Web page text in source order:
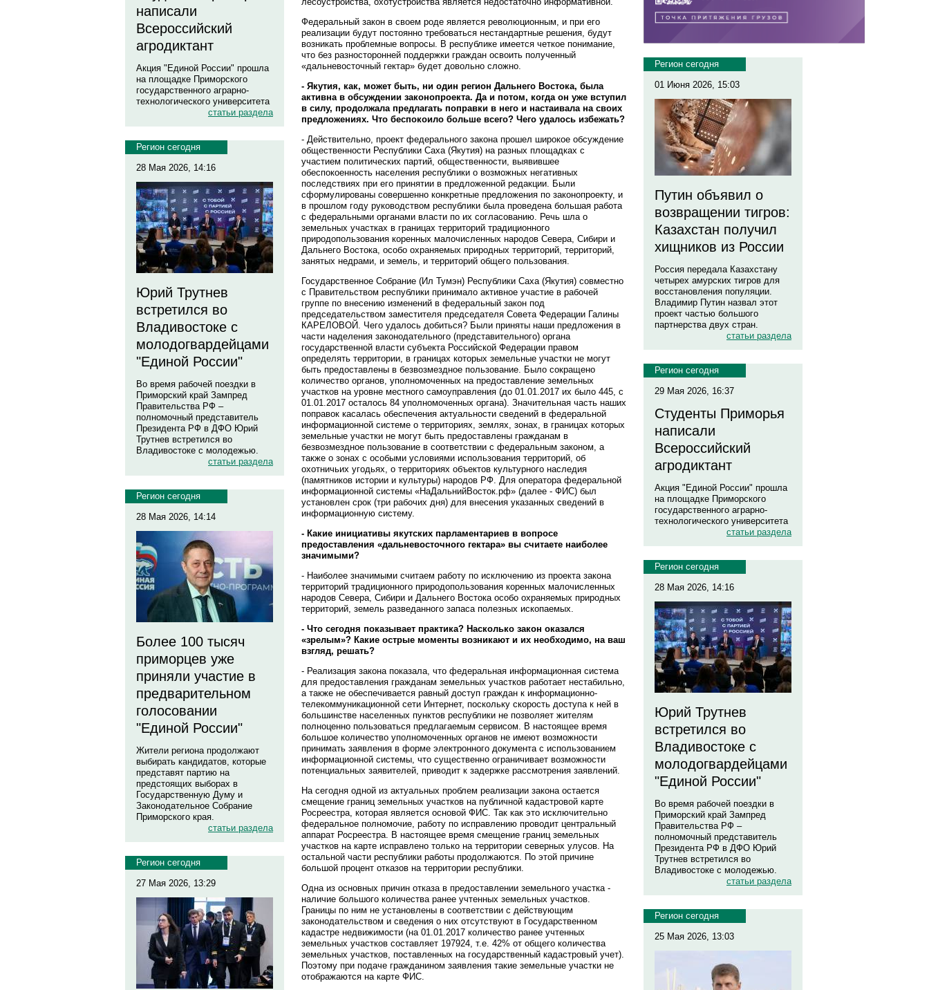
написали
Всероссийский
агродиктант
Акция "Единой России" прошла
на площадке Приморского
государственного аграрно-
технологического университета
статьи раздела
Регион сегодня
28 Мая 2026, 14:16
Юрий Трутнев
встретился во
Владивостоке с
молодогвардейцами
"Единой России"
Во время рабочей поездки в
Приморский край Зампред
Правительства РФ –
полномочный представитель
Президента РФ в ДФО Юрий
Трутнев встретился во
Владивостоке с молодежью.
статьи раздела
Регион сегодня
28 Мая 2026, 14:14
Более 100 тысяч
приморцев уже
приняли участие в
предварительном
голосовании
"Единой России"
Жители региона продолжают
выбирать кандидатов, которые
представят партию на
предстоящих выборах в
Государственную Думу и
Законодательное Собрание
Приморского края.
статьи раздела
Регион сегодня
27 Мая 2026, 13:29
Федеральный закон в своем роде является революционным, и при его
реализации будут постоянно требоваться нестандартные решения, будут
возникать проблемные вопросы. В республике имеется четкое понимание,
что без разносторонней поддержки граждан освоить полученный
«дальневосточный гектар» будет довольно сложно.
- Якутия, как, может быть, ни один регион Дальнего Востока, была
активна в обсуждении законопроекта. Да и потом, когда он уже вступил
в силу, продолжала предлагать поправки в него и настаивала на своих
предложениях. Что беспокоило больше всего? Чего удалось избежать?
- Действительно, проект федерального закона прошел широкое обсуждение
общественности Республики Саха (Якутия) на разных площадках с
участием политических партий, общественности, выявившее
обеспокоенность населения республики о возможных негативных
последствиях при его принятии в предложенной редакции. Были
сформулированы совершенно конкретные предложения по законопроекту, и
в прошлом году руководством республики была проведена большая работа
с федеральными органами власти по их согласованию. Речь шла о
земельных участках в границах территорий традиционного
природопользования коренных малочисленных народов Севера, Сибири и
Дальнего Востока, особо охраняемых природных территорий, территорий,
занятых недрами, и земель, и территорий общего пользования.
Государственное Собрание (Ил Тумэн) Республики Саха (Якутия) совместно
с Правительством республики принимало активное участие в рабочей
группе по внесению изменений в федеральный закон под
председательством заместителя председателя Совета Федерации Галины
КАРЕЛОВОЙ. Чего удалось добиться? Были приняты наши предложения в
части наделения законодательного (представительного) органа
государственной власти субъекта Российской Федерации правом
определять территории, в границах которых земельные участки не могут
быть предоставлены в безвозмездное пользование. Было сокращено
количество органов, уполномоченных на предоставление земельных
участков на уровне местного самоуправления (до 01.01.2017 их было 445, с
01.01.2017 осталось 84 уполномоченных органа). Значительная часть наших
поправок касалась обеспечения актуальности сведений в федеральной
информационной системе о территориях, землях, зонах, в границах которых
земельные участки не могут быть предоставлены гражданам в
безвозмездное пользование в соответствии с федеральным законом, а
также о зонах с особыми условиями использования территорий, об
охотничьих угодьях, о территориях объектов культурного наследия
(памятников истории и культуры) народов РФ. Для оператора федеральной
информационной системы «НаДальнийВосток.рф» (далее - ФИС) был
установлен срок (три рабочих дня) для внесения указанных сведений в
информационную систему.
- Какие инициативы якутских парламентариев в вопросе
предоставления «дальневосточного гектара» вы считаете наиболее
значимыми?
- Наиболее значимыми считаем работу по исключению из проекта закона
территорий традиционного природопользования коренных малочисленных
народов Севера, Сибири и Дальнего Востока особо охраняемых природных
территорий, земель разведанного запаса полезных ископаемых.
- Что сегодня показывает практика? Насколько закон оказался
«зрелым»? Какие острые моменты возникают и их необходимо, на ваш
взгляд, решать?
- Реализация закона показала, что федеральная информационная система
для предоставления гражданам земельных участков работает нестабильно,
а также не обеспечивается равный доступ граждан к информационно-
телекоммуникационной сети Интернет, поскольку скорость доступа к ней в
большинстве населенных пунктов республики не позволяет жителям
полноценно пользоваться предлагаемым сервисом. В настоящее время
большое количество уполномоченных органов не имеют возможности
принимать заявления в форме электронного документа с использованием
информационной системы, что существенно ограничивает возможности
потенциальных заявителей, приводит к задержке рассмотрения заявлений.
На сегодня одной из актуальных проблем реализации закона остается
смещение границ земельных участков на публичной кадастровой карте
Росреестра, которая является основой ФИС. Так как это исключительно
федеральное полномочие, работу по исправлению проводит центральный
аппарат Росреестра. В настоящее время смещение границ земельных
участков на карте исправлено только на территории северных улусов. На
остальной части республики работы продолжаются. По этой причине
большой процент отказов на территории республики.
Одна из основных причин отказа в предоставлении земельного участка -
наличие большого количества ранее учтенных земельных участков.
Границы по ним не установлены в соответствии с действующим
законодательством и сведения о них отсутствуют в Государственном
кадастре недвижимости (на 01.01.2017 количество ранее учтенных
земельных участков составляет 197924, т.е. 42% от общего количества
земельных участков, поставленных на государственный кадастровый учет).
Поэтому при подаче гражданином заявления такие земельные участки не
отображаются на карте ФИС.
Регион сегодня
01 Июня 2026, 15:03
Путин объявил о
возвращении тигров:
Казахстан получил
хищников из России
Россия передала Казахстану
четырех амурских тигров для
восстановления популяции.
Владимир Путин назвал этот
проект частью большого
партнерства двух стран.
статьи раздела
Регион сегодня
29 Мая 2026, 16:37
Студенты Приморья
написали
Всероссийский
агродиктант
Акция "Единой России" прошла
на площадке Приморского
государственного аграрно-
технологического университета
статьи раздела
Регион сегодня
28 Мая 2026, 14:16
Юрий Трутнев
встретился во
Владивостоке с
молодогвардейцами
"Единой России"
Во время рабочей поездки в
Приморский край Зампред
Правительства РФ –
полномочный представитель
Президента РФ в ДФО Юрий
Трутнев встретился во
Владивостоке с молодежью.
статьи раздела
Регион сегодня
25 Мая 2026, 13:03